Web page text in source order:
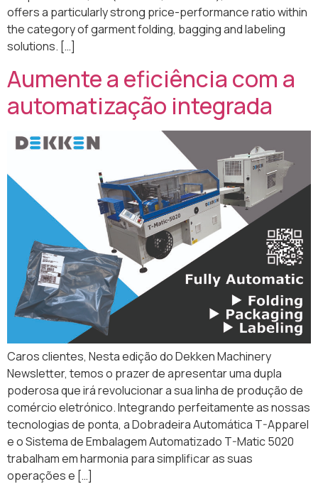
offers a particularly strong price-performance ratio within
the category of garment folding, bagging and labeling
solutions. […]
Aumente a eficiência com a
automatização integrada
Caros clientes, Nesta edição do Dekken Machinery
Newsletter, temos o prazer de apresentar uma dupla
poderosa que irá revolucionar a sua linha de produção de
comércio eletrónico. Integrando perfeitamente as nossas
tecnologias de ponta, a Dobradeira Automática T-Apparel
e o Sistema de Embalagem Automatizado T-Matic 5020
trabalham em harmonia para simplificar as suas
operações e […]